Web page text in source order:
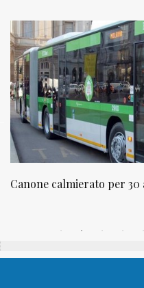
Canone calmierato per